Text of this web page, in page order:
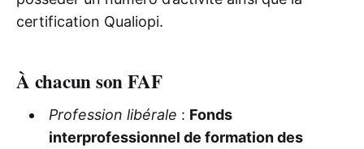
certification Qualiopi.
À chacun son FAF
Profession libérale : Fonds
interprofessionnel de formation des